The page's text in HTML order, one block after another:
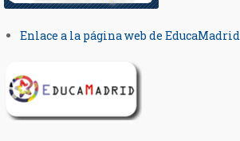
Enlace a la página web de EducaMadrid